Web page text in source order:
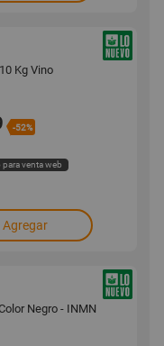
Kg Vino
-52%
para venta web
Agregar
Negro - INMN